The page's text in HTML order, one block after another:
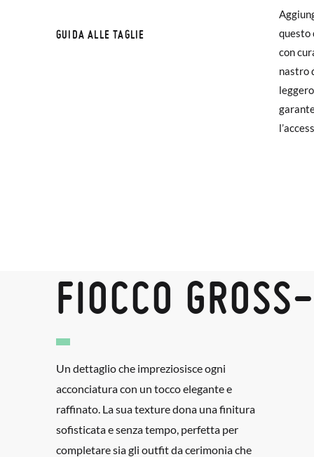
questo
con
nastro
più
dalla
bella
€ e
Se le
Se hai
nostra
GUIDA ALLE TAGLIE
FIOCCO
Un dettaglio che impreziosisce ogni
acconciatura con un tocco elegante e
raffinato. La sua texture dona una finitura
sofisticata e senza tempo, perfetta per
completare sia gli outfit da cerimonia che